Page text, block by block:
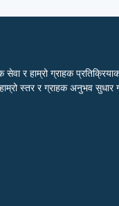
र हाम्रो ग्राहक
स्तर र ग्राहक अनुभव सुधार